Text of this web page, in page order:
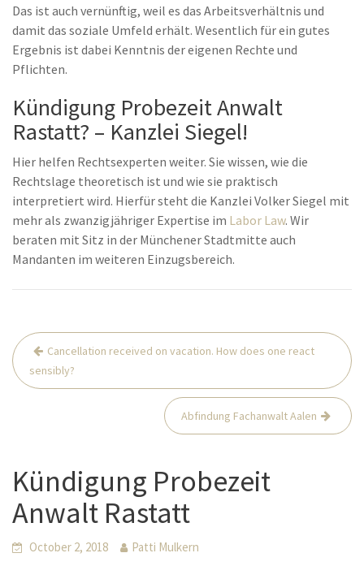
Das ist auch vernünftig, weil es das Arbeitsverhältnis und
damit das soziale Umfeld erhält. Wesentlich für ein gutes
Ergebnis ist dabei Kenntnis der eigenen Rechte und
Pflichten.
Kündigung Probezeit Anwalt
Rastatt? – Kanzlei Siegel!
Hier helfen Rechtsexperten weiter. Sie wissen, wie die
Rechtslage theoretisch ist und wie sie praktisch
interpretiert wird. Hierfür steht die Kanzlei Volker Siegel mit
mehr als zwanzigjähriger Expertise im Labor Law. Wir
beraten mit Sitz in der Münchener Stadtmitte auch
Mandanten im weiteren Einzugsbereich.
Post
navigation
Cancellation received on vacation. How does one react
sensibly?
Abfindung Fachanwalt Aalen
Kündigung Probezeit
Anwalt Rastatt
October 2, 2018 Patti Mulkern